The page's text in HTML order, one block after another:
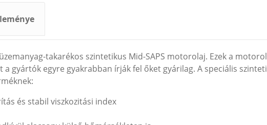
takarékos szintetikus Mid-SAPS motorolaj. Ezek a
a gyártók egyre gyakrabban írják fel őket gyárilag. A speciális
és stabil viszkozitási index